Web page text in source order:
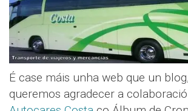
É case máis unha web que un
queremos agradecer a